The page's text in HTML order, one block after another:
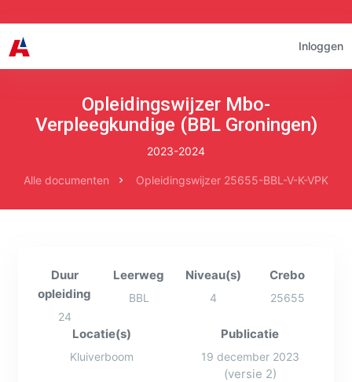
Inloggen
Opleidingswijzer Mbo-
Verpleegkundige (BBL Groningen)
2023-2024
Alle documenten Opleidingswijzer 25655-BBL-V-K-VPK
Duur
opleiding
24
Leerweg
BBL
Niveau(s)
4
Crebo
25655
Locatie(s)
Kluiverboom
Publicatie
19 december 2023
(versie 2)